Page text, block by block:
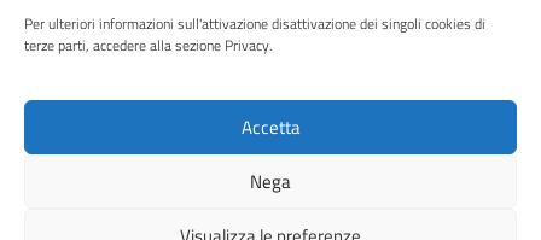
Per ulteriori informazioni sull'attivazione disattivazione dei singoli cookies di
terze parti, accedere alla sezione Privacy.
Accetta
Nega
Instagram